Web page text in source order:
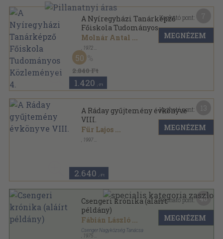
A Nyíregyházi Tanárképző
Főiskola Tudományos
Közleményei 4.
Molnár Antal ...
1972
Varrott papírkötés
Acta Academiae Pedagogicae Nyíregyháziensis
sorozat
2.840 Ft
50
1.420 ,-Ft
Kapható pont:
MEGNÉZEM
A Ráday gyűjtemény évkönyve
VIII.
Für Lajos ...
1997
2.640 ,-Ft
Kapható pont:
MEGNÉZEM
Csengeri krónika (aláírt
példány)
Fábián László ...
Csenger Nagyközség Tanácsa
1975
Kapható pont: 40
MEGNÉZEM